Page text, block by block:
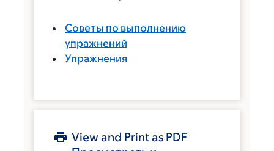
Советы по выполнению
упражнений
Упражнения
View and Print as PDF